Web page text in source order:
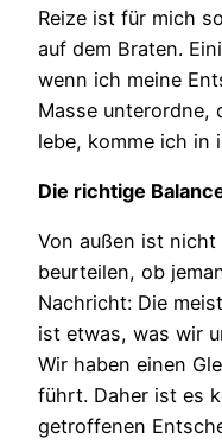
Reize ist für mich
auf dem Braten.
wenn ich meine
Masse unterordne,
lebe, komme ich in
Die richtige
Von außen ist
beurteilen, ob
Nachricht: Die
ist etwas, was wir
Wir haben einen
führt. Daher ist es
getroffenen